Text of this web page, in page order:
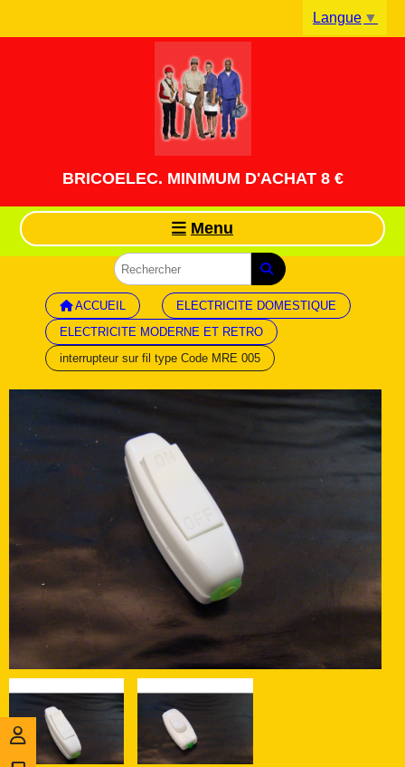
BRICOELEC. MINIMUM D'ACHAT 8 €
Menu
ACCUEIL
ELECTRICITE DOMESTIQUE
ELECTRICITE MODERNE ET RETRO
interrupteur sur fil type Code MRE 005
Langue ▼